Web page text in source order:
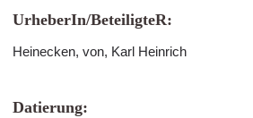
UrheberIn/BeteiligteR:
Heinecken, von, Karl Heinrich
Datierung: